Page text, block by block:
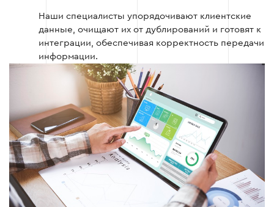
Этап 2
Этап 3: Настройка автоматизации и
бизнес-процессов
На этом этапе происходит настройка
автоматических процессов, таких как
автоматическое создание заказов, отправка
сообщений клиентам и генерация отчетов. Это
позволит уменьшить ручной труд и повысить
Наши специалисты упорядочивают клиентские
данные, очищают их от дублирований и готовят к
интеграции, обеспечивая корректность передачи
информации.